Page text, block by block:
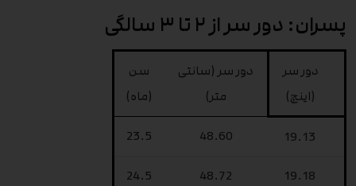
پسران: دور سر از ۲ تا ۳ سالگی
دور سر
(اینچ)
دور سر (سانتی
متر)
سن
(ماه)
19.13
48.60
23.5
19.18
48.72
24.5